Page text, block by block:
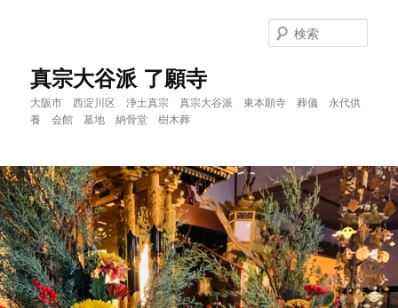
移
動
真宗大谷派 了願寺
大阪市 西淀川区 浄土真宗 真宗大谷派 東本願寺 葬儀 永代供
養 会館 墓地 納骨堂 樹木葬
索